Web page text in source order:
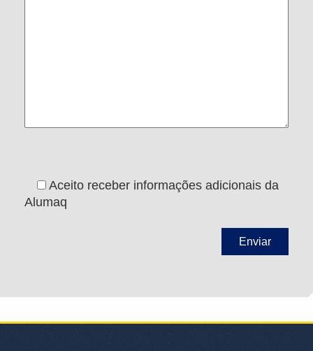
Aceito receber informações adicionais da
Alumaq